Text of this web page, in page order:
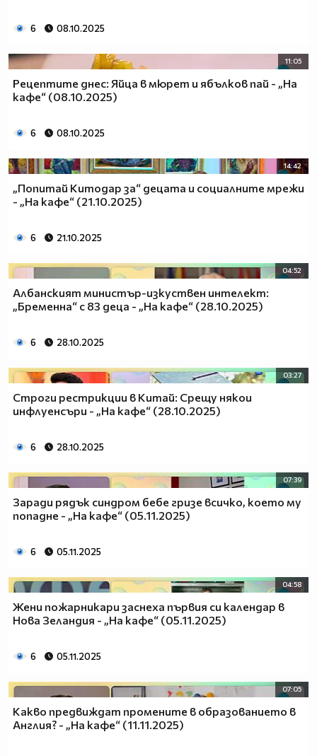
6 08.10.2025
11:05
Рецептите днес: Яйца в мюрет и ябълков пай - „На
кафе“ (08.10.2025)
6 08.10.2025
14:42
„Попитай Китодар за“ децата и социалните мрежи
- „На кафе“ (21.10.2025)
6 21.10.2025
04:52
Албанският министър-изкуствен интелект:
„Бременна“ с 83 деца - „На кафе“ (28.10.2025)
6 28.10.2025
03:27
Строги рестрикции в Китай: Срещу някои
инфлуенсъри - „На кафе“ (28.10.2025)
6 28.10.2025
07:39
Заради рядък синдром бебе гризе всичко, което му
попадне - „На кафе“ (05.11.2025)
6 05.11.2025
04:58
Жени пожарникари заснеха първия си календар в
Нова Зеландия - „На кафе“ (05.11.2025)
6 05.11.2025
07:05
Какво предвиждат промените в образованието в
Англия? - „На кафе“ (11.11.2025)